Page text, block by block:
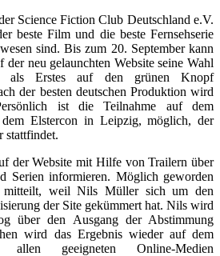
Science Fiction Club Deutschland e.V.
beste Film und die beste Fernsehserie
sind. Bis zum 20. September kann
der neu gelaunchten Website seine Wahl
als Erstes auf den grünen Knopf
der besten deutschen Produktion wird
ist die Teilnahme auf dem
Elstercon in Leipzig, möglich, der
stattfindet.
der Website mit Hilfe von Trailern über
Serien informieren. Möglich geworden
weil Nils Müller sich um den
der Site gekümmert hat. Nils wird
über den Ausgang der Abstimmung
wird das Ergebnis wieder auf dem
geeigneten Online-Medien